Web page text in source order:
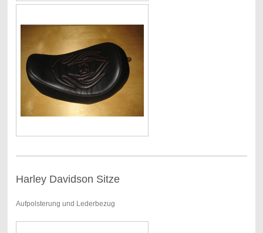
Harley Davidson Sitze
Aufpolsterung und Lederbezug